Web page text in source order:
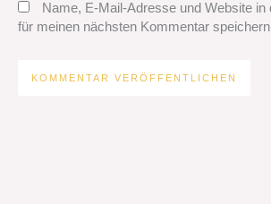
Name, E-Mail-Adresse und Website
für meinen nächsten Kommentar